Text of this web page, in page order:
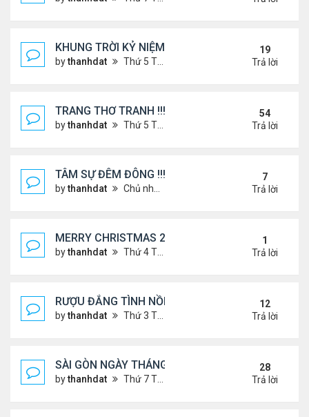
KHUNG TRỜI KỶ NIỆM !
bythanhdat Thứ 5 Tháng 6 27, 2024 9:56 am
19
Trả lời
TRANG THƠ TRANH !!!
bythanhdat Thứ 5 Tháng 6 27, 2024 3:38 pm
54
Trả lời
TÂM SỰ ĐÊM ĐÔNG !!!
bythanhdat Chủ nhật Tháng 12 15, 2024 9:37 am
7
Trả lời
MERRY CHRISTMAS 2025 & HAPPY NEW YEAR
bythanhdat Thứ 4 Tháng 12 24, 2025 1:30 pm
1
Trả lời
RƯỢU ĐẮNG TÌNH NỒNG !!!
bythanhdat Thứ 3 Tháng 8 06, 2024 3:49 pm
12
Trả lời
SÀI GÒN NGÀY THÁNG CŨ
bythanhdat Thứ 7 Tháng 6 29, 2024 9:26 am
28
Trả lời